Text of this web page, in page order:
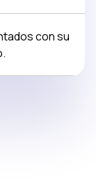
con su